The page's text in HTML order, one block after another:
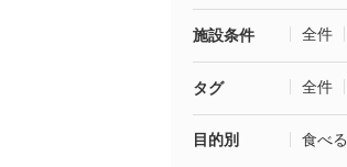
施設条件 全件
タグ 全件
目的別 食べる